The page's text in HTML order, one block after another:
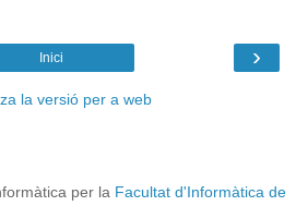
›
Inici
la versió per a web
per la Facultat d'Informàtica de